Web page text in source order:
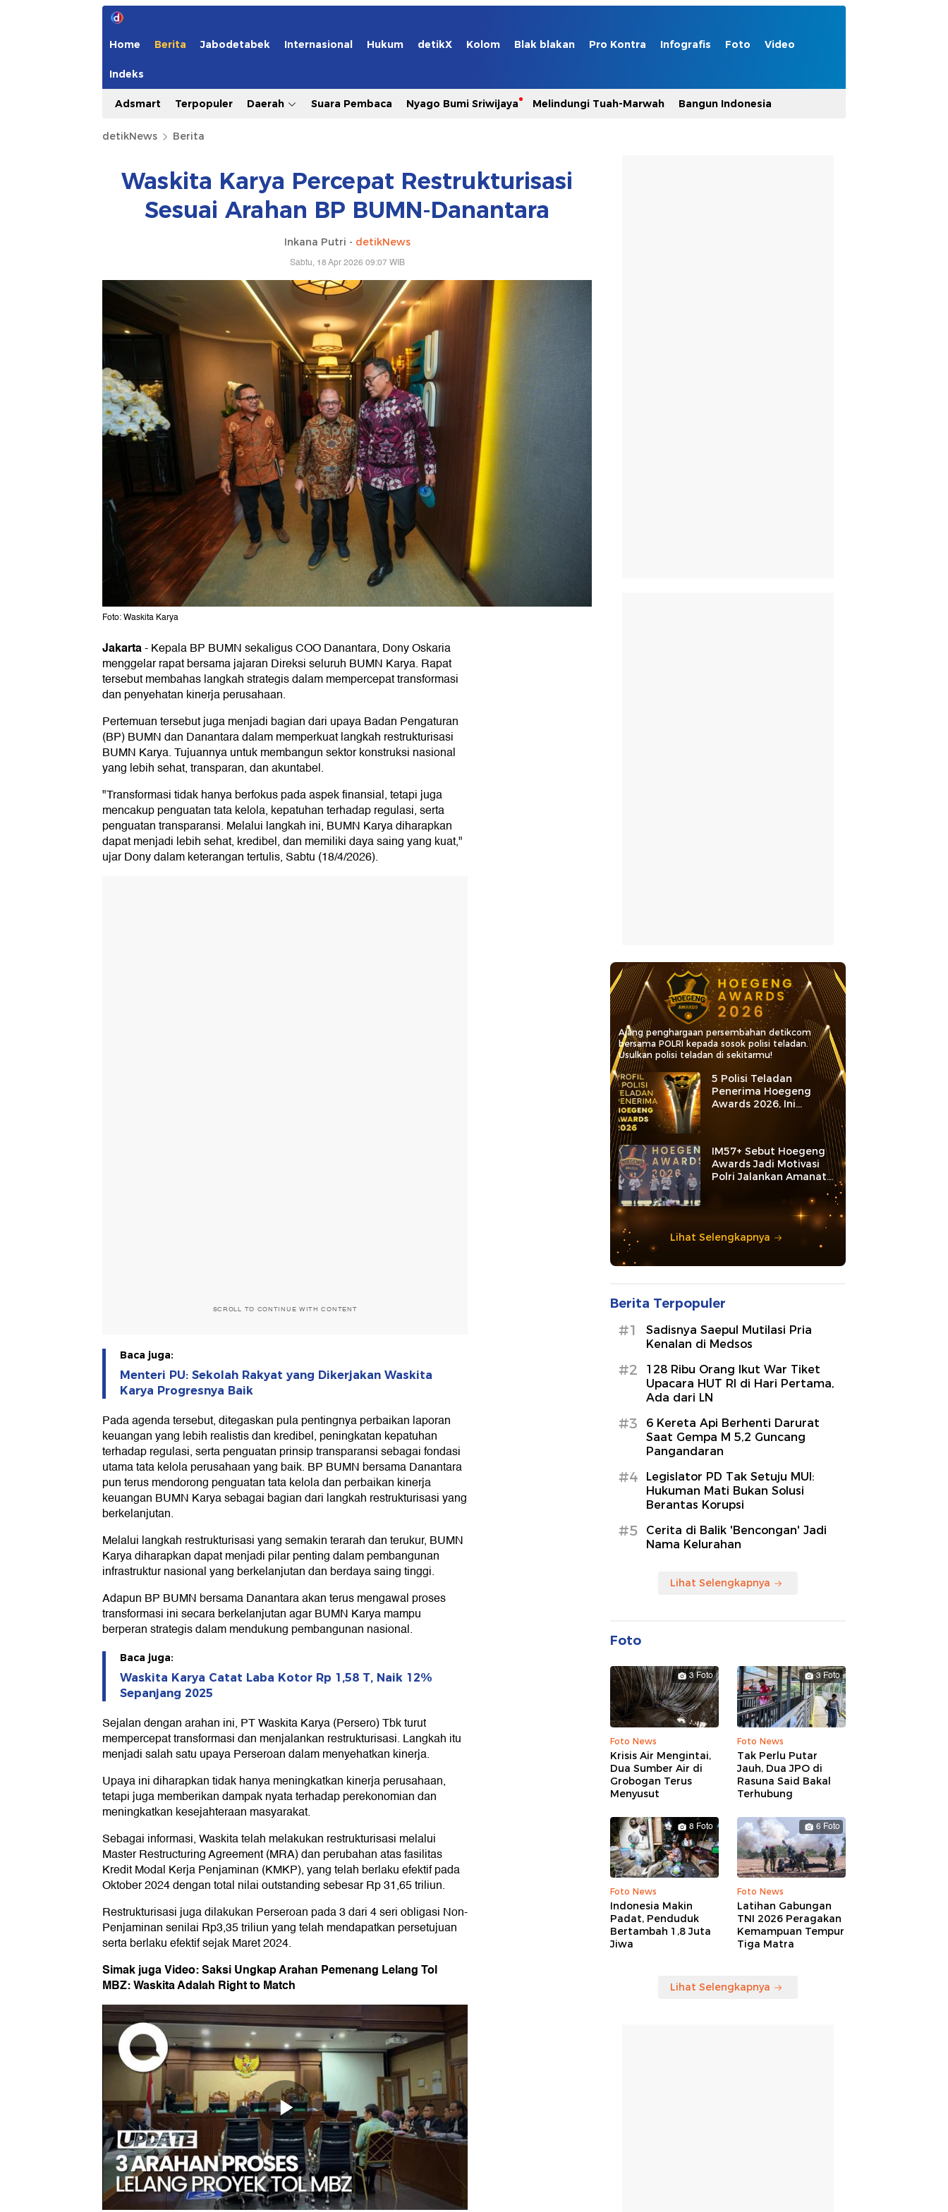
Home Berita Jabodetabek Internasional Hukum detikX Kolom Blak blakan Pro Kontra Infografis Foto Video
Indeks
Adsmart Terpopuler Daerah Suara Pembaca Nyago Bumi Sriwijaya Melindungi Tuah-Marwah Bangun Indonesia
detikNews Berita
Waskita Karya Percepat Restrukturisasi
Sesuai Arahan BP BUMN-Danantara
Inkana Putri - detikNews
Sabtu, 18 Apr 2026 09:07 WIB
Foto: Waskita Karya
Jakarta-Kepala BP BUMN sekaligus COO Danantara, Dony Oskaria
menggelar rapat bersama jajaran Direksi seluruh BUMN Karya. Rapat
tersebut membahas langkah strategis dalam mempercepat transformasi
dan penyehatan kinerja perusahaan.
Pertemuan tersebut juga menjadi bagian dari upaya Badan Pengaturan
(BP) BUMN dan Danantara dalam memperkuat langkah restrukturisasi
BUMN Karya. Tujuannya untuk membangun sektor konstruksi nasional
yang lebih sehat, transparan, dan akuntabel.
"Transformasi tidak hanya berfokus pada aspek finansial, tetapi juga
mencakup penguatan tata kelola, kepatuhan terhadap regulasi, serta
penguatan transparansi. Melalui langkah ini, BUMN Karya diharapkan
dapat menjadi lebih sehat, kredibel, dan memiliki daya saing yang kuat,"
ujar Dony dalam keterangan tertulis, Sabtu (18/4/2026).
SCROLL TO CONTINUE WITH CONTENT
Baca juga:
Menteri PU: Sekolah Rakyat yang Dikerjakan Waskita
Karya Progresnya Baik
Pada agenda tersebut, ditegaskan pula pentingnya perbaikan laporan
keuangan yang lebih realistis dan kredibel, peningkatan kepatuhan
terhadap regulasi, serta penguatan prinsip transparansi sebagai fondasi
utama tata kelola perusahaan yang baik. BP BUMN bersama Danantara
pun terus mendorong penguatan tata kelola dan perbaikan kinerja
keuangan BUMN Karya sebagai bagian dari langkah restrukturisasi yang
berkelanjutan.
Melalui langkah restrukturisasi yang semakin terarah dan terukur, BUMN
Karya diharapkan dapat menjadi pilar penting dalam pembangunan
infrastruktur nasional yang berkelanjutan dan berdaya saing tinggi.
Adapun BP BUMN bersama Danantara akan terus mengawal proses
transformasi ini secara berkelanjutan agar BUMN Karya mampu
berperan strategis dalam mendukung pembangunan nasional.
Baca juga:
Waskita Karya Catat Laba Kotor Rp 1,58 T, Naik 12%
Sepanjang 2025
Sejalan dengan arahan ini, PT Waskita Karya (Persero) Tbk turut
mempercepat transformasi dan menjalankan restrukturisasi. Langkah itu
menjadi salah satu upaya Perseroan dalam menyehatkan kinerja.
Upaya ini diharapkan tidak hanya meningkatkan kinerja perusahaan,
tetapi juga memberikan dampak nyata terhadap perekonomian dan
meningkatkan kesejahteraan masyarakat.
Sebagai informasi, Waskita telah melakukan restrukturisasi melalui
Master Restructuring Agreement (MRA) dan perubahan atas fasilitas
Kredit Modal Kerja Penjaminan (KMKP), yang telah berlaku efektif pada
Oktober 2024 dengan total nilai outstanding sebesar Rp 31,65 triliun.
Restrukturisasi juga dilakukan Perseroan pada 3 dari 4 seri obligasi Non-
Penjaminan senilai Rp3,35 triliun yang telah mendapatkan persetujuan
serta berlaku efektif sejak Maret 2024.
Simak juga Video: Saksi Ungkap Arahan Pemenang Lelang Tol
MBZ: Waskita Adalah Right to Match
Ajang penghargaan persembahan detikcom
bersama POLRI kepada sosok polisi teladan.
Usulkan polisi teladan di sekitarmu!
5 Polisi Teladan
Penerima Hoegeng
Awards 2026, Ini
Kategori dan Kiprahnya
IM57+ Sebut Hoegeng
Awards Jadi Motivasi
Polri Jalankan Amanat
Lihat Selengkapnya
Berita Terpopuler
#1
Sadisnya Saepul Mutilasi Pria
Kenalan di Medsos
#2
128 Ribu Orang Ikut War Tiket
Upacara HUT RI di Hari Pertama,
Ada dari LN
#3
6 Kereta Api Berhenti Darurat
Saat Gempa M 5,2 Guncang
Pangandaran
#4
Legislator PD Tak Setuju MUI:
Hukuman Mati Bukan Solusi
Berantas Korupsi
#5
Cerita di Balik 'Bencongan' Jadi
Nama Kelurahan
Lihat Selengkapnya
Foto
3 Foto
Foto News
Krisis Air Mengintai,
Dua Sumber Air di
Grobogan Terus
Menyusut
3 Foto
Foto News
Tak Perlu Putar
Jauh, Dua JPO di
Rasuna Said Bakal
Terhubung
8 Foto
Foto News
Indonesia Makin
Padat, Penduduk
Bertambah 1,8 Juta
Jiwa
6 Foto
Foto News
Latihan Gabungan
TNI 2026 Peragakan
Kemampuan Tempur
Tiga Matra
Lihat Selengkapnya